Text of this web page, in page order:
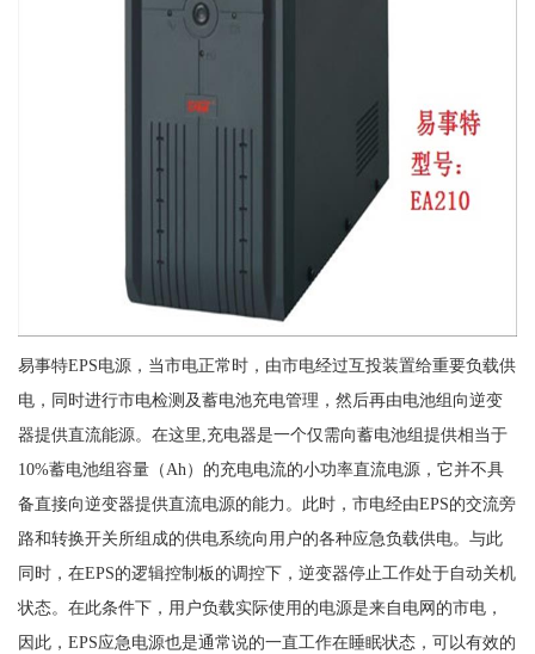
易事特EPS电源，当市电正常时，由市电经过互投装置给重要负载供
电，同时进行市电检测及蓄电池充电管理，然后再由电池组向逆变
器提供直流能源。在这里,充电器是一个仅需向蓄电池组提供相当于
10%蓄电池组容量（Ah）的充电电流的小功率直流电源，它并不具
备直接向逆变器提供直流电源的能力。此时，市电经由EPS的交流旁
路和转换开关所组成的供电系统向用户的各种应急负载供电。与此
同时，在EPS的逻辑控制板的调控下，逆变器停止工作处于自动关机
状态。在此条件下，用户负载实际使用的电源是来自电网的市电，
因此，EPS应急电源也是通常说的一直工作在睡眠状态，可以有效的